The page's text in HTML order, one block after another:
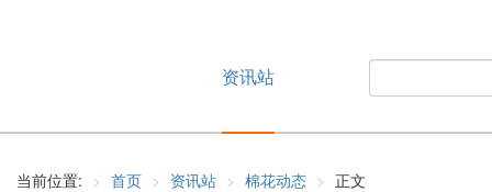
资讯站
当前位置: 首页 资讯站 棉花动态 正文